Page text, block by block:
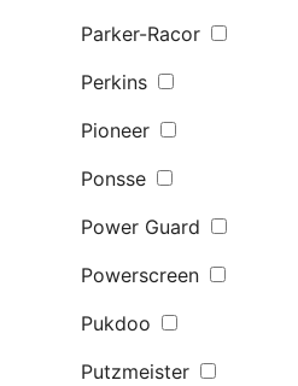
Parker-Racor
Perkins
Pioneer
Ponsse
Power Guard
Powerscreen
Pukdoo
Putzmeister